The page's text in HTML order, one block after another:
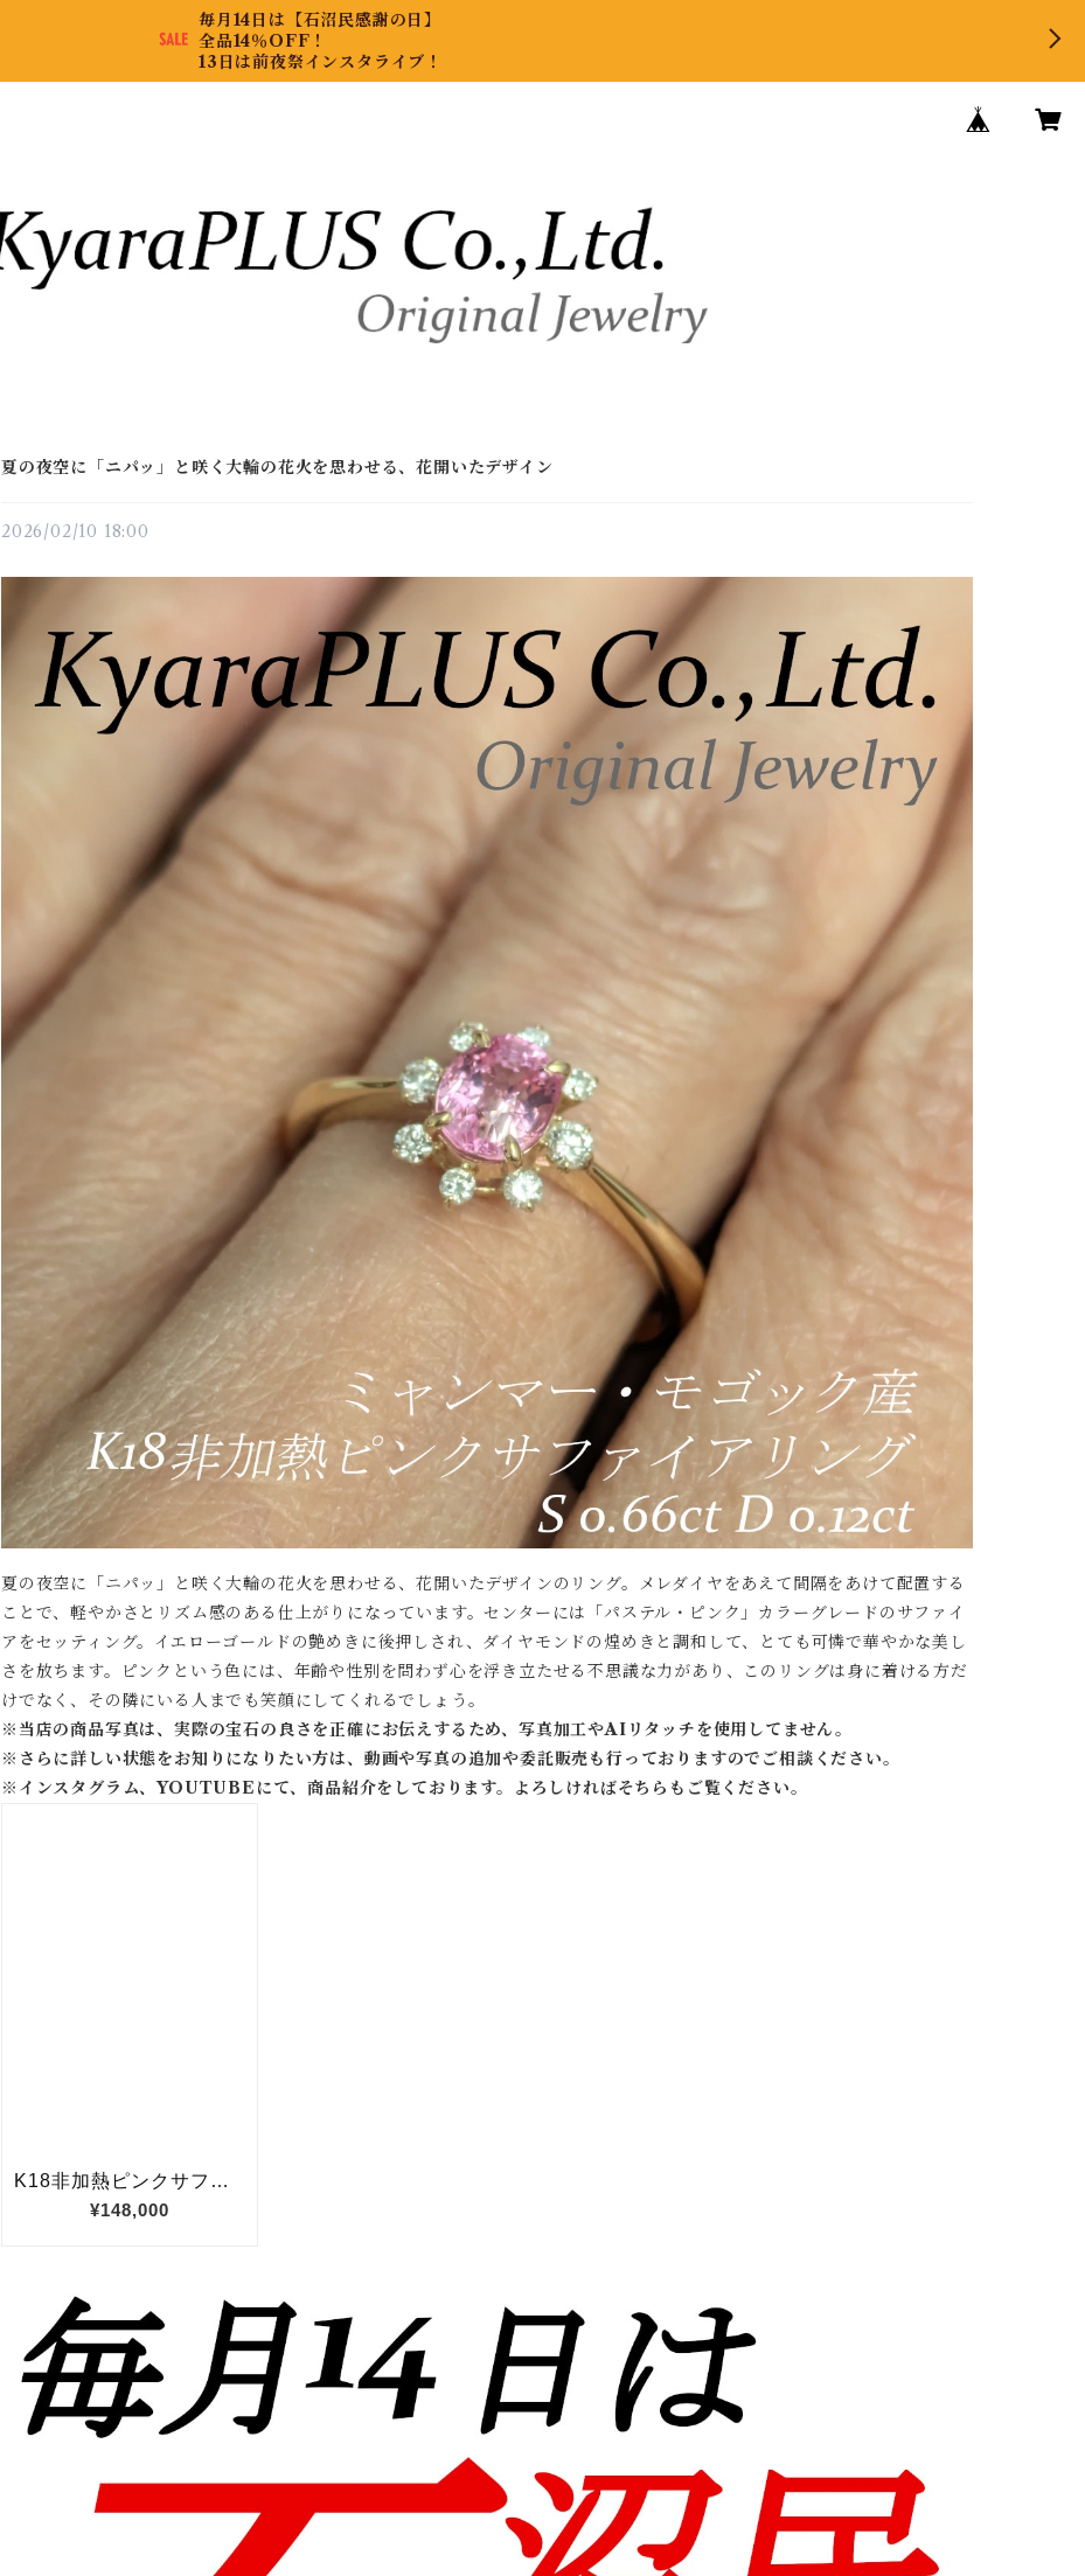
毎月14日は【石沼民感謝の日】
全品14％OFF！
13日は前夜祭インスタライブ！
夏の夜空に「ニパッ」と咲く大輪の花火を思わせる、花開いたデザイン
2026/02/10 18:00
夏の夜空に「ニパッ」と咲く大輪の花火を思わせる、花開いたデザインのリング。メレダイヤをあえて間隔をあけて配置する
ことで、軽やかさとリズム感のある仕上がりになっています。センターには「パステル・ピンク」カラーグレードのサファイ
アをセッティング。イエローゴールドの艶めきに後押しされ、ダイヤモンドの煌めきと調和して、とても可憐で華やかな美し
さを放ちます。ピンクという色には、年齢や性別を問わず心を浮き立たせる不思議な力があり、このリングは身に着ける方だ
けでなく、その隣にいる人までも笑顔にしてくれるでしょう。
※当店の商品写真は、実際の宝石の良さを正確にお伝えするため、写真加工やAIリタッチを使用してません。
※ さらに詳しい状態をお知りになりたい方は、動画や写真の追加や委託販売も行っておりますのでご相談ください。
※ インスタグラム、YOUTUBEにて、商品紹介をしております。よろしければそちらもご覧ください。